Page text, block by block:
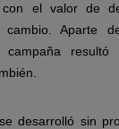
con el valor de
cambio. Aparte
campaña resultó
desarrolló sin